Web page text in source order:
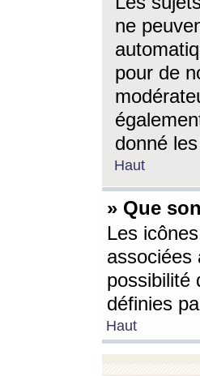
ne
pour de
donné
Haut
» Que
Les
associées
possibilité
définies
Haut